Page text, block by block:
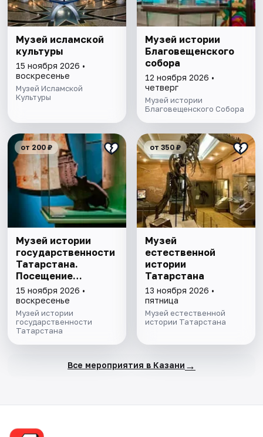
Музей исламской
культуры
15 ноября 2026 •
воскресенье
Музей Исламской
Культуры
Музей истории
Благовещенского
собора
12 ноября 2026 •
четверг
Музей истории
Благовещенского Собора
от 200 ₽
Музей истории
государственности
Татарстана.
Посещение
выставочного зала
и экспозиции
15 ноября 2026 •
воскресенье
Музей истории
государственности
Татарстана
от 350 ₽
Музей
естественной
истории
Татарстана
13 ноября 2026 •
пятница
Музей естественной
истории Татарстана
Все мероприятия в Казани →